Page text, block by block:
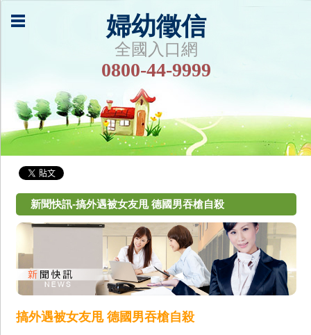
婦幼徵信
全國入口網
0800-44-9999
新聞快訊-搞外遇被女友甩 德國男吞槍自殺
搞外遇被女友甩 德國男吞槍自殺